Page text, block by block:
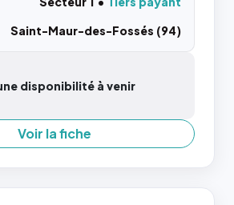
Saint-Maur-des-Fossés (94)
disponibilité à venir
Voir la fiche